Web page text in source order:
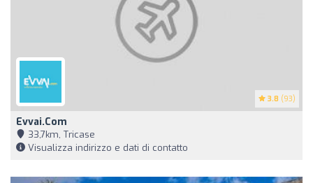
3.8 (93)
Evvai.com
33,7km, Tricase
Visualizza indirizzo e dati di contatto